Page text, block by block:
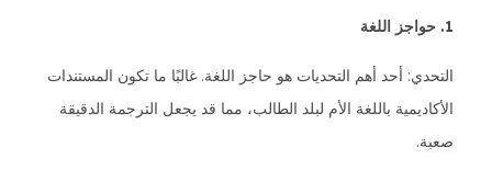
1. حواجز اللغة
التحدي: أحد أهم التحديات هو حاجز اللغة. غالبًا ما تكون المستندات
الأكاديمية باللغة الأم لبلد الطالب، مما قد يجعل الترجمة الدقيقة
صعبة.